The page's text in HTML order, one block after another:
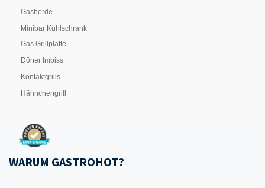
Gasherde
Minibar Kühlschrank
Gas Grillplatte
Döner Imbiss
Kontaktgrills
Hähnchengrill
WARUM GASTROHOT?